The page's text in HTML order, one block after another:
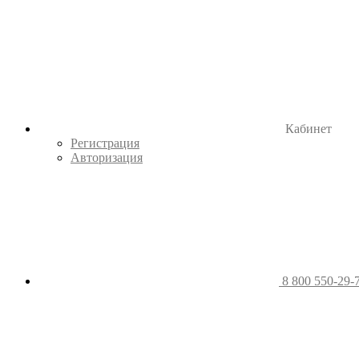
Кабинет
Регистрация
Авторизация
8 800 550-29-